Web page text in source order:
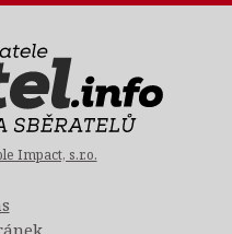
Impact, s.r.o.